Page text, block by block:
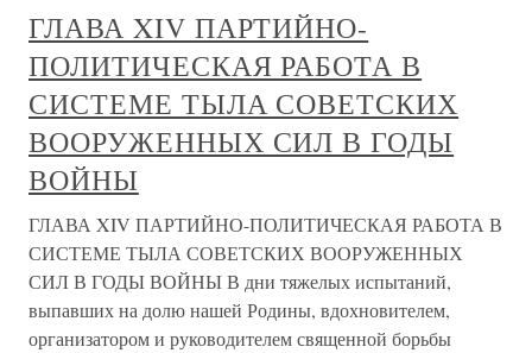
ГЛАВА XIV ПАРТИЙНО-
ПОЛИТИЧЕСКАЯ РАБОТА В
СИСТЕМЕ ТЫЛА СОВЕТСКИХ
ВООРУЖЕННЫХ СИЛ В ГОДЫ
ВОЙНЫ
ГЛАВА XIV ПАРТИЙНО-ПОЛИТИЧЕСКАЯ РАБОТА В
СИСТЕМЕ ТЫЛА СОВЕТСКИХ ВООРУЖЕННЫХ
СИЛ В ГОДЫ ВОЙНЫ В дни тяжелых испытаний,
выпавших на долю нашей Родины, вдохновителем,
организатором и руководителем священной борьбы